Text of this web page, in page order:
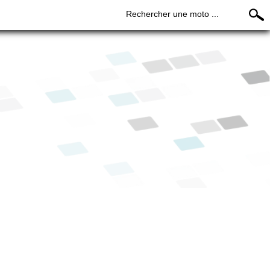
Rechercher une moto ...